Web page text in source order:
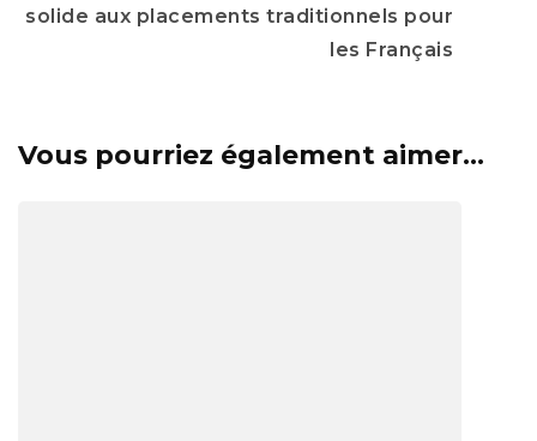
solide aux placements traditionnels pour
les Français
Vous pourriez également aimer...